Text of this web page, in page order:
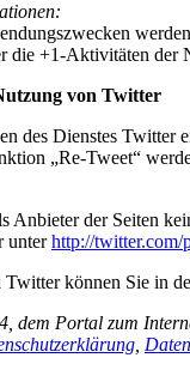
die +1-Aktivitäten
von Twitter
des Dienstes
„Re-Tweet“
Anbieter der Seiten
unterhttp://twitter.com/
Twitter können Sie in
dem Portal zum